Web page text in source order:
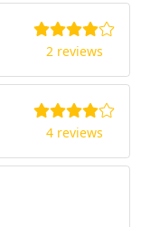
2 reviews
4 reviews